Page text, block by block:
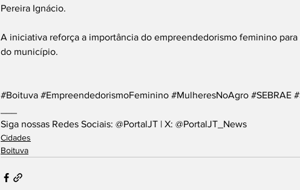
Pereira Ignácio.
A iniciativa reforça a importância do empreendedorismo feminino
do município.
#Boituva #EmpreendedorismoFeminino #MulheresNoAgro #SEBRAE
Siga nossas Redes Sociais: @PortalJT | X: @PortalJT_News
Cidades
Boituva